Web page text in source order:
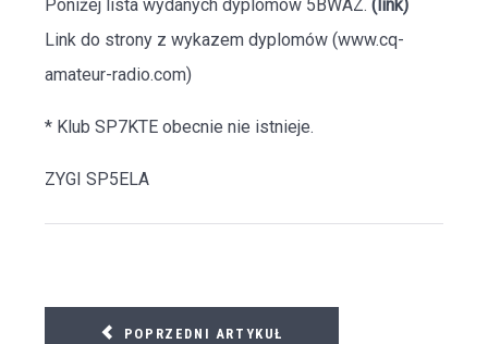
Poniżej lista wydanych dyplomów 5BWAZ. (link)
Link do strony z wykazem dyplomów (www.cq-
amateur-radio.com)
* Klub SP7KTE obecnie nie istnieje.
ZYGI SP5ELA
POPRZEDNI ARTYKUŁ